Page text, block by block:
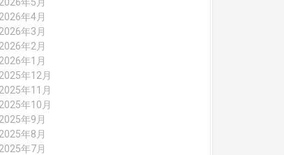
2026年4月
2026年3月
2026年2月
2026年1月
2025年12月
2025年11月
2025年10月
2025年9月
2025年8月
2025年7月